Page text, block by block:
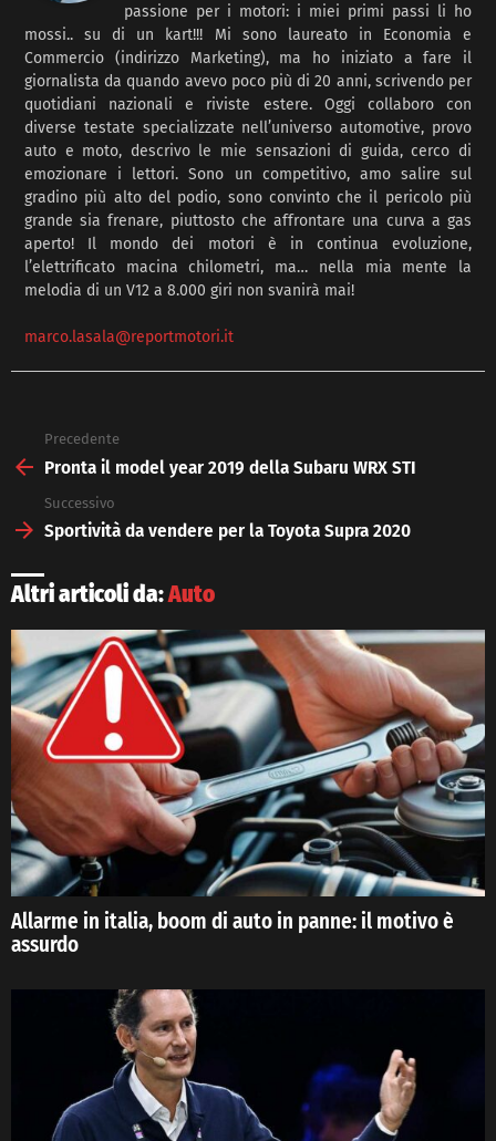
passione per i motori: i miei primi passi li ho
mossi.. su di un kart!!! Mi sono laureato in Economia e
Commercio (indirizzo Marketing), ma ho iniziato a fare il
giornalista da quando avevo poco più di 20 anni, scrivendo per
quotidiani nazionali e riviste estere. Oggi collaboro con
diverse testate specializzate nell’universo automotive, provo
auto e moto, descrivo le mie sensazioni di guida, cerco di
emozionare i lettori. Sono un competitivo, amo salire sul
gradino più alto del podio, sono convinto che il pericolo più
grande sia frenare, piuttosto che affrontare una curva a gas
aperto! Il mondo dei motori è in continua evoluzione,
l’elettrificato macina chilometri, ma… nella mia mente la
melodia di un V12 a 8.000 giri non svanirà mai!
marco.lasala@reportmotori.it
more
Precedente
Pronta il model year 2019 della Subaru WRX STI
Successivo
Sportività da vendere per la Toyota Supra 2020
Altri articoli da:Auto
Allarme in italia, boom di auto in panne: il motivo è
assurdo